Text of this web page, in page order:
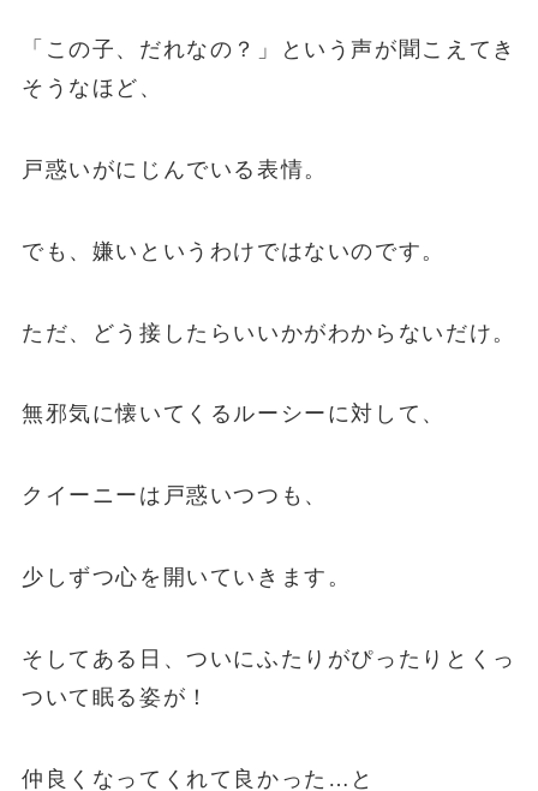
「この子、だれなの？」という声が聞こえてき
そうなほど、
戸惑いがにじんでいる表情。
でも、嫌いというわけではないのです。
ただ、どう接したらいいかがわからないだけ。
無邪気に懐いてくるルーシーに対して、
クイーニーは戸惑いつつも、
少しずつ心を開いていきます。
そしてある日、ついにふたりがぴったりとくっ
ついて眠る姿が！
仲良くなってくれて良かった…と